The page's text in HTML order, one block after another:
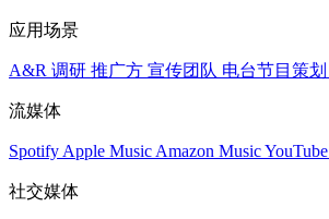
应用场景
A&R 调研 推广方 宣传团队 电台节目策划
流媒体
Spotify Apple Music Amazon MusicYouTube
社交媒体